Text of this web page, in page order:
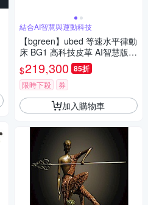
結合AI智慧與運動科技
【bgreen】ubed 等速水平律動
床 BG1 高科技皮革 AI智慧版
(舒眠床／居家運動／運動家具
／律動機)
$219,300 85折
限時下殺 券
加入購物車